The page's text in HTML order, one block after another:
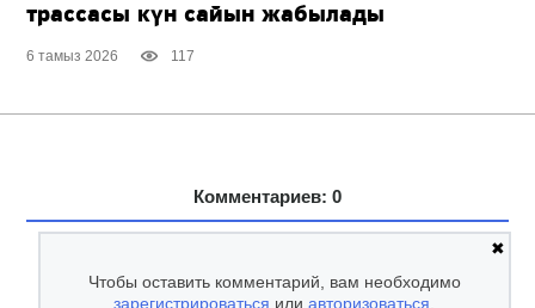
трассасы күн сайын жабылады
6 тамыз 2026 117
Комментариев: 0
✖
Чтобы оставить комментарий, вам необходимо
зарегистрироваться илиавторизоваться